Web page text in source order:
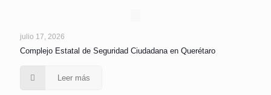
julio 17, 2026
Complejo Estatal de Seguridad Ciudadana en Querétaro
Leer más